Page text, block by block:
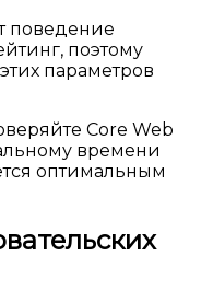
поведение
поэтому
параметров
Core Web
времени
оптимальным